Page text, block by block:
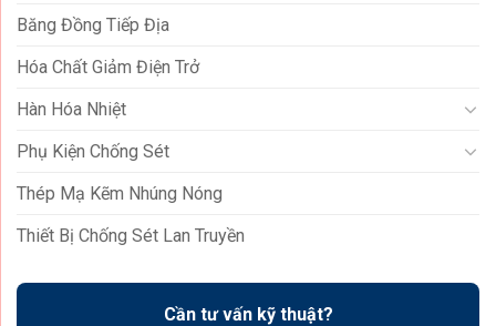
Băng Đồng Tiếp Địa
Hóa Chất Giảm Điện Trở
Hàn Hóa Nhiệt
Phụ Kiện Chống Sét
Thép Mạ Kẽm Nhúng Nóng
Thiết Bị Chống Sét Lan Truyền
Cần tư vấn kỹ thuật?